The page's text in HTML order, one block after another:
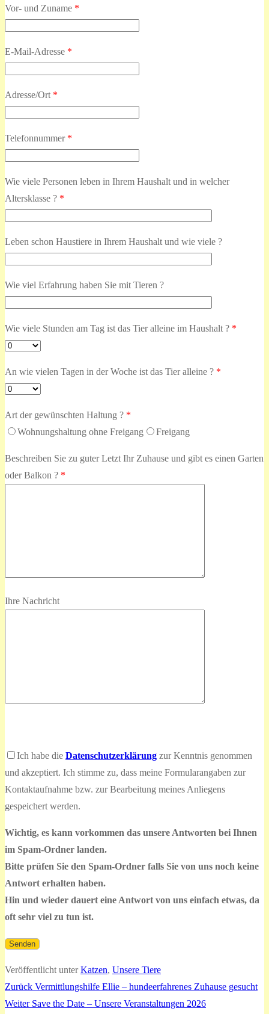
Vor- und Zuname *
E-Mail-Adresse *
Adresse/Ort *
Telefonnummer *
Wie viele Personen leben in Ihrem Haushalt und in welcher
Altersklasse ? *
Leben schon Haustiere in Ihrem Haushalt und wie viele ?
Wie viel Erfahrung haben Sie mit Tieren ?
Wie viele Stunden am Tag ist das Tier alleine im Haushalt ? *
An wie vielen Tagen in der Woche ist das Tier alleine ? *
Art der gewünschten Haltung ? *
Wohnungshaltung ohne Freigang
Freigang
Beschreiben Sie zu guter Letzt Ihr Zuhause und gibt es einen Garten
oder Balkon ? *
Ihre Nachricht
dieses
Feld
leer.
lasse
dieses
Feld
leer.
Ich habe die Datenschutzerklärung zur Kenntnis genommen
und akzeptiert. Ich stimme zu, dass meine Formularangaben zur
Kontaktaufnahme bzw. zur Bearbeitung meines Anliegens
gespeichert werden.
Wichtig, es kann vorkommen das unsere Antworten bei Ihnen
im Spam-Ordner landen.
Bitte prüfen Sie den Spam-Ordner falls Sie von uns noch keine
Antwort erhalten haben.
Hin und wieder dauert eine Antwort von uns einfach etwas, da
oft sehr viel zu tun ist.
Veröffentlicht unterKatzen, Unsere Tiere
Beitragsnavigation
Zurück Vorheriger
Beitrag:
Vermittlungshilfe Ellie – hundeerfahrenes Zuhause gesucht
Weiter Nächster
Save the Date – Unsere Veranstaltungen 2026